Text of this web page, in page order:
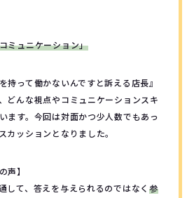
ミュニケーション」
持って働かないんですと訴える店長』
どんな視点やコミュニケーションスキ
ます。今回は対面かつ少人数でもあっ
カッションとなりました。
声】
して、答えを与えられるのではなく参